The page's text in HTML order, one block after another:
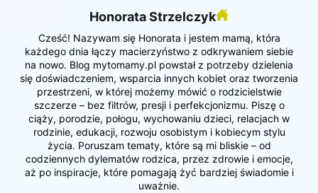
Honorata Strzelczyk
Cześć! Nazywam się Honorata i jestem mamą, która
każdego dnia łączy macierzyństwo z odkrywaniem siebie
na nowo. Blog mytomamy.pl powstał z potrzeby dzielenia
się doświadczeniem, wsparcia innych kobiet oraz tworzenia
przestrzeni, w której możemy mówić o rodzicielstwie
szczerze – bez filtrów, presji i perfekcjonizmu. Piszę o
ciąży, porodzie, połogu, wychowaniu dzieci, relacjach w
rodzinie, edukacji, rozwoju osobistym i kobiecym stylu
życia. Poruszam tematy, które są mi bliskie – od
codziennych dylematów rodzica, przez zdrowie i emocje,
aż po inspiracje, które pomagają żyć bardziej świadomie i
uważnie.